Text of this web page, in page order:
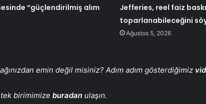
“güçlendirilmiş alım
Jefferies, reel faiz
toparlanabileceğini
Ağustos 5, 2026
emin değil misiniz? Adım adım gösterdiğimiz
birimimize buradan ulaşın.